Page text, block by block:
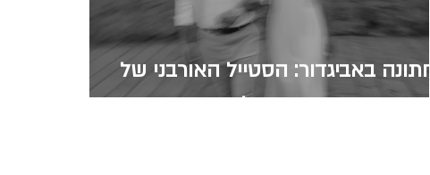
חתונה באביגדור: הסטייל האורבני של
עומר וגל